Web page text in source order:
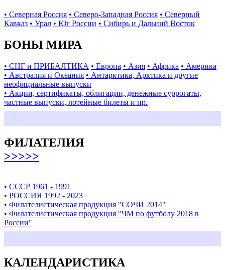
• Северная Россия • Северо-Западная Россия • Северный
Кавказ • Урал • Юг России • Сибирь и Дальний Восток
БОНЫ МИРА
• СНГ и ПРИБАЛТИКА • Европа • Азия • Африка • Америка
• Австралия и Океания • Антарктика, Арктика и другие
неофициальные выпуски
• Акции, сертификаты, облигации, денежные суррогаты,
частные выпуски, лотейные билеты и пр.
ФИЛАТЕЛИЯ
>>>>>
• СССР 1961 - 1991
• РОССИЯ 1992 - 2023
• Филателистическая продукция "СОЧИ 2014"
• Филателистическая продукция "ЧМ по футболу 2018 в
России"
КАЛЕНДАРИСТИКА